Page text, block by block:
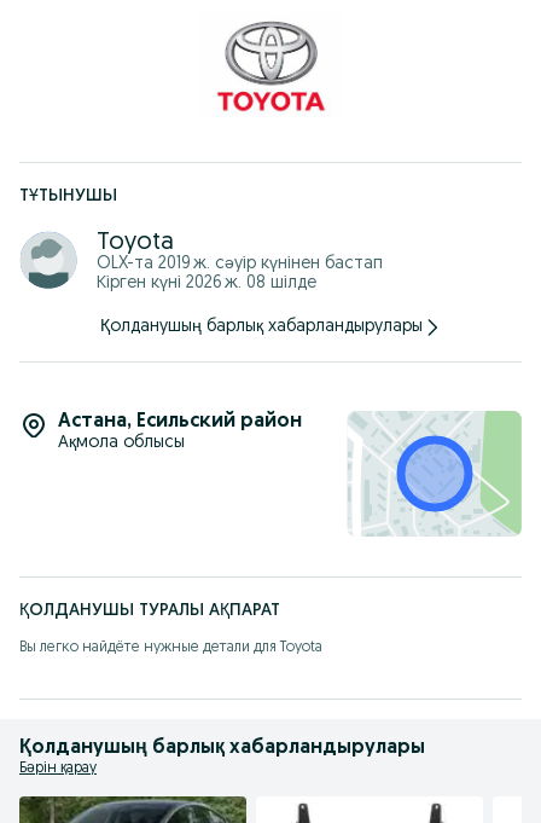
ТҰТЫНУШЫ
Toyota
OLX-та 2019 ж. сәуір күнінен бастап
Кірген күні 2026 ж. 08 шілде
Қолданушың барлық хабарландырулары
Астана, Есильский район
Ақмола облысы
ҚОЛДАНУШЫ ТУРАЛЫ АҚПАРАТ
Вы легко найдёте нужные детали для Toyota
Қолданушың барлық хабарландырулары
Бәрін қарау